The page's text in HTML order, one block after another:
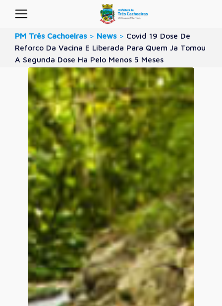
PM Três Cachoeiras > News > Covid 19 Dose De
Reforco Da Vacina E Liberada Para Quem Ja Tomou
A Segunda Dose Ha Pelo Menos 5 Meses